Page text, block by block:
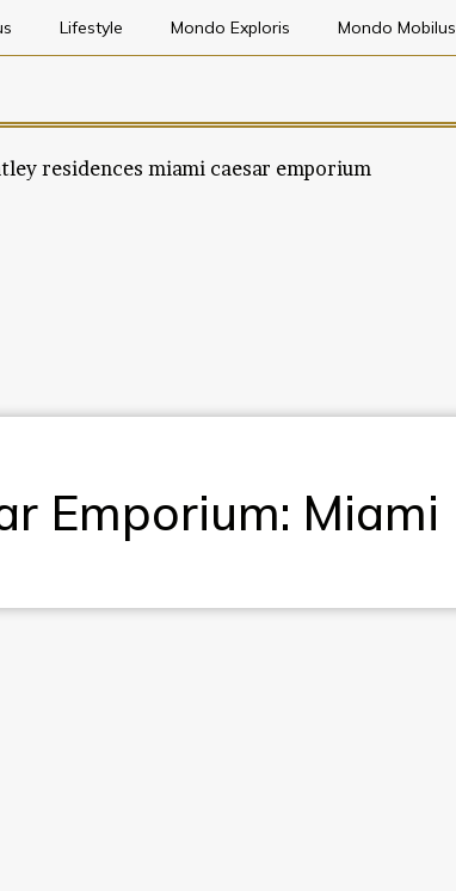
Lifestyle Mondo Exploris Mondo Mobilus
Emporium: Miami